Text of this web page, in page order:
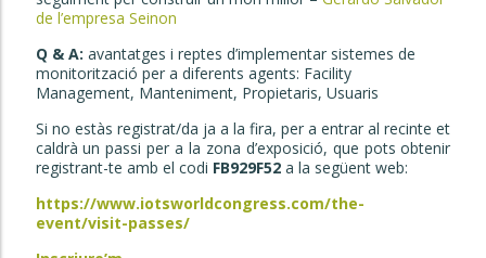
de l’empresa Seinon
Q & A: avantatges i reptes d’implementar sistemes de
monitorització per a diferents agents: Facility
Management, Manteniment, Propietaris, Usuaris
Si no estàs registrat/da ja a la fira, per a entrar al recinte et
caldrà un passi per a la zona d’exposició, que pots obtenir
registrant-te amb el codi FB929F52 a la següent web:
https://www.iotsworldcongress.com/the-
event/visit-passes/